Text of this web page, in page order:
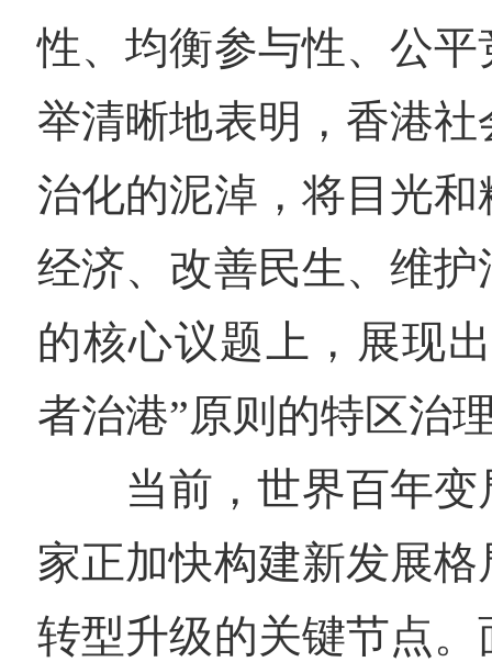
性、均衡参与性、公
举清晰地表明，香港
治化的泥淖，将目光
经济、改善民生、维
的核心议题上，展现
者治港”原则的特区治
当前，世界百年
家正加快构建新发展
转型升级的关键节点